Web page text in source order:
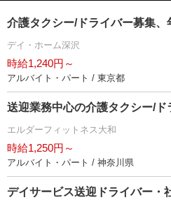
介護タクシー/ドライバー募集、
デイ・ホーム深沢
時給1,240円～
アルバイト・パート / 東京都
送迎業務中心の介護タクシー/ド
エルダーフィットネス大和
時給1,250円～
アルバイト・パート / 神奈川県
デイサービス送迎ドライバー・